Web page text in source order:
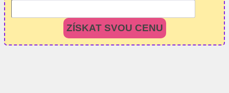
ZÍSKAT SVOU CENU